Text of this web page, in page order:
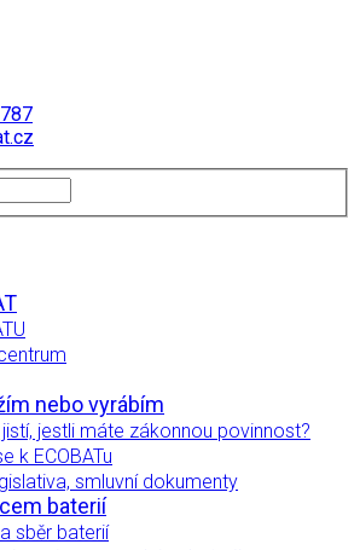
nebo vyrábím
jestli máte zákonnou povinnost?
k ECOBATu
smluvní dokumenty
baterií
sběr baterií